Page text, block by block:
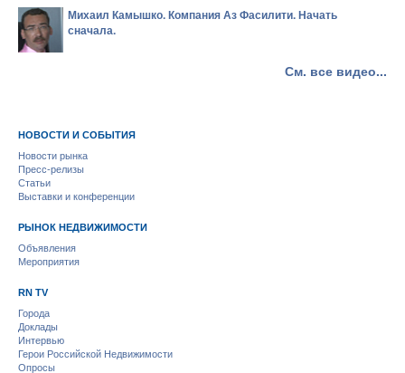
Михаил Камышко. Компания Аз Фасилити. Начать
сначала.
См. все видео...
НОВОСТИ И СОБЫТИЯ
Новости рынка
Пресс-релизы
Статьи
Выставки и конференции
РЫНОК НЕДВИЖИМОСТИ
Объявления
Мероприятия
RN TV
Города
Доклады
Интервью
Герои Российской Недвижимости
Опросы